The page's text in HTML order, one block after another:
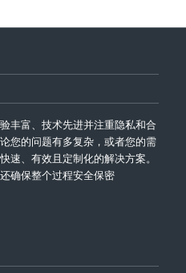
丰富、技术先进并注重隐私和合
您的问题有多复杂，或者您的需
速、有效且定制化的解决方案。
确保整个过程安全保密